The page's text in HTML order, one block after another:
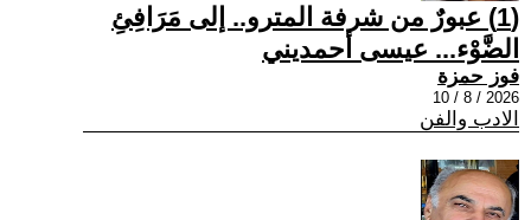
(1) عبورٌ من شرفة المترو.. إلى مَرَافِئِ
الضَّوْء... عيسى أحمديني
فوز حمزة
2026 / 8 / 10
الادب والفن